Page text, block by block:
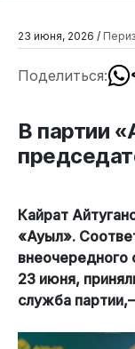
23 июня, 2026 /
Поделиться:
В партии
Кайрат
«Ауыл».
23 июня,
служба